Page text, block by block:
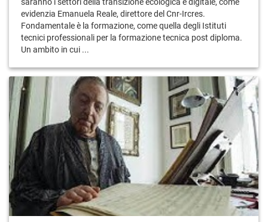
saranno i settori della transizione ecologica e digitale, come
evidenzia Emanuela Reale, direttore del Cnr-Ircres.
Fondamentale è la formazione, come quella degli Istituti
tecnici professionali per la formazione tecnica post diploma.
Un ambito in cui ...